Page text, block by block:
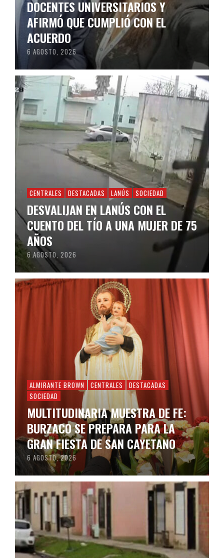
DOCENTES UNIVERSITARIOS Y
AFIRMÓ QUE CUMPLIÓ CON EL
ACUERDO
6 AGOSTO, 2026
CENTRALES DESTACADAS LANÚS SOCIEDAD
DESVALIJAN EN LANÚS CON EL
CUENTO DEL TÍO A UNA MUJER DE 75
AÑOS
6 AGOSTO, 2026
ALMIRANTE BROWN CENTRALES
DESTACADAS
SOCIEDAD
MULTITUDINARIA MUESTRA DE FE:
BURZACO SE PREPARA PARA LA
GRAN FIESTA DE SAN CAYETANO
6 AGOSTO, 2026